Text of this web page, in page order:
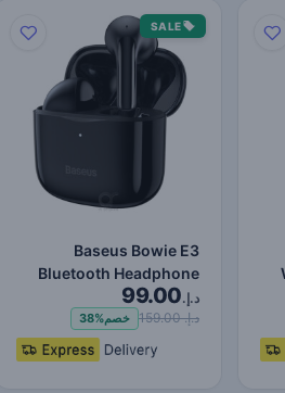
SALE
Baseus Bowie E3
Bluetooth Headphone
Wireless Headphones
TWS Earp…
د.إ.99.00
د.إ. 159.00 خصم38%